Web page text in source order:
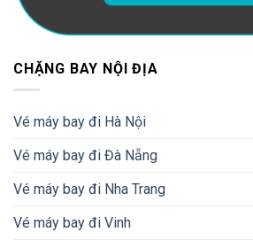
CHẶNG BAY NỘI ĐỊA
Vé máy bay đi Hà Nội
Vé máy bay đi Đà Nẵng
Vé máy bay đi Nha Trang
Vé máy bay đi Vinh